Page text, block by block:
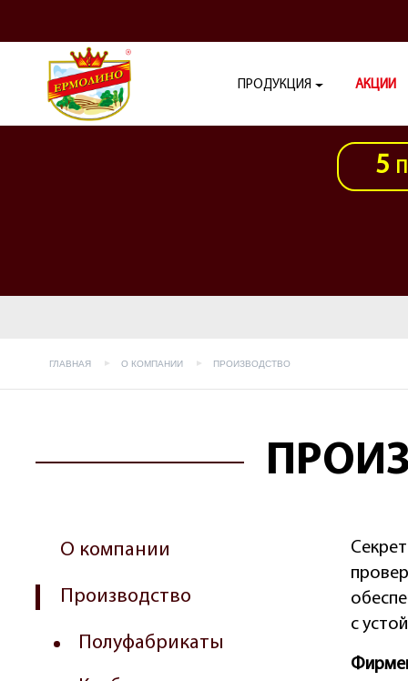
ПРОДУКЦИЯ АКЦИИ
5
ГЛАВНАЯ О КОМПАНИИ ПРОИЗВОДСТВО
О компании
Производство
Полуфабрикаты
с